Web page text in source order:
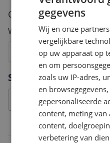
Specificaties
Cijfer
Welk cijfer geef jij dit
5
4
3
2
gegevens
Wij en onze
vergelijkbare
op uw apparaat op
en om
zoals uw IP-adres,
en
gepersonaliseerde
content, meting van
content,
verbetering van